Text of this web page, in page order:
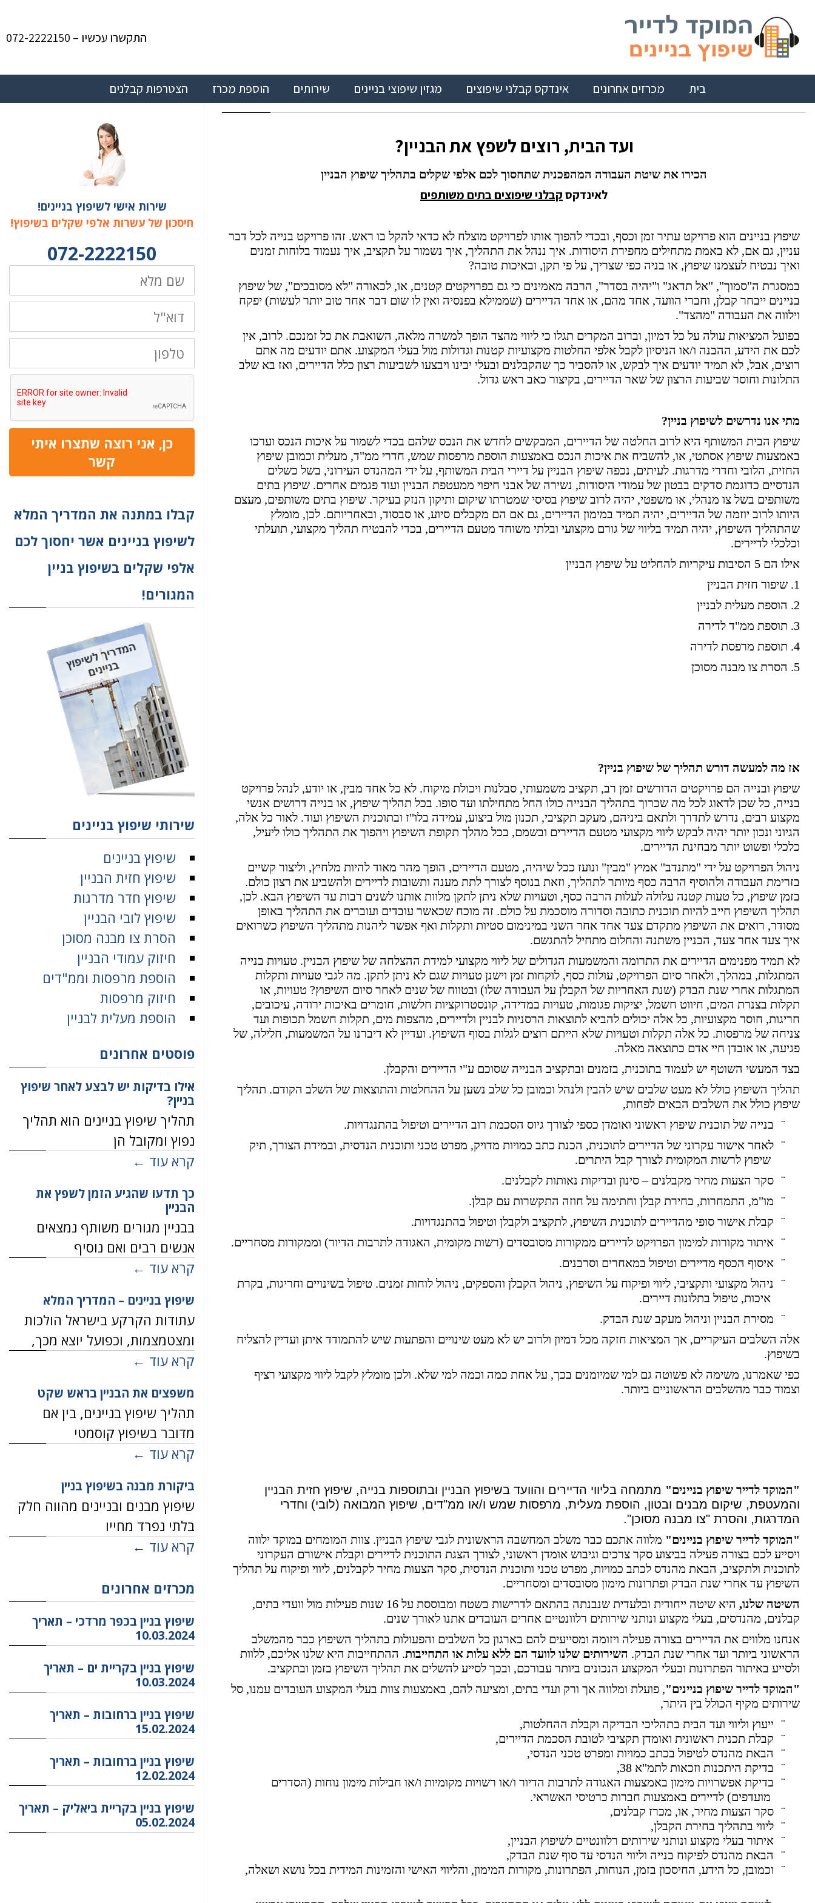
התקשרו עכשיו – 072-2222150
בית מכרזים אחרונים אינדקס קבלני שיפוצים מגזין שיפוצי בניינים שירותים הוספת מכרז הצטרפות קבלנים
ועד הבית, רוצים לשפץ את הבניין?
הכירו את שיטת העבודה המהפכנית שתחסוך לכם אלפי שקלים בתהליך שיפוץ הבניין
לאינדקסקבלני שיפוצים בתים משותפים
שיפוץ בניינים הוא פרויקט עתיר זמן וכסף, ובכדי להפוך אותו לפרויקט מוצלח לא כדאי להקל בו ראש. זהו פרויקט בנייה לכל דבר
עניין, גם אם, לא באמת מתחילים מחפירת היסודות. איך ננהל את התהליך, איך נשמור על תקציב, איך נעמוד בלוחות זמנים
ואיך נבטיח לעצמנו שיפוץ, או בניה כפי שצריך, על פי תקן, ובאיכות טובה?
במסגרת ה"סמוך", "אל תדאג" ו"יהיה בסדר", הרבה מאמינים כי גם בפרויקטים קטנים, או, לכאורה "לא מסובכים", של שיפוץ
בניינים ייבחר קבלן, וחברי הוועד, אחד מהם, או אחד הדיירים (שממילא בפנסיה ואין לו שום דבר אחר טוב יותר לעשות) יפקח
וילווה את העבודה "מהצד".
בפועל המציאות עולה על כל דמיון, וברוב המקרים תגלו כי ליווי מהצד הופך למשרה מלאה, השואבת את כל זמנכם. לרוב, אין
לכם את הידע, ההבנה ו/או הניסיון לקבל אלפי החלטות מקצועיות קטנות וגדולות מול בעלי המקצוע. אתם יודעים מה אתם
רוצים, אבל, לא תמיד יודעים איך לבקש, או להסביר כך שהקבלנים ובעלי יבינו ויבצעו לשביעות רצון כלל הדיירים, ואז בא שלב
התלונות וחוסר שביעות הרצון של שאר הדיירים, בקיצור כאב ראש גדול.
מתי אנו נדרשים לשיפוץ בניין?
שיפוץ הבית המשותף היא לרוב החלטה של הדיירים, המבקשים לחדש את הנכס שלהם בכדי לשמור על איכות הנכס וערכו
באמצעות שיפוץ אסתטי, או, להשביח את איכות הנכס באמצעות הוספת מרפסות שמש, חדרי ממ"ד, מעלית וכמובן שיפוץ
החזית, הלובי וחדרי מדרגות. לעיתים, נכפה שיפוץ הבניין על דיירי הבית המשותף, על ידי המהנדס העירוני, בשל כשלים
הנדסיים כדוגמת סדקים בבטון של עמודי היסודות, נשירה של אבני חיפוי ממעטפת הבניין ועוד פגמים אחרים. שיפוץ בתים
משותפים בשל צו מנהלי, או משפטי, יהיה לרוב שיפוץ בסיסי שמטרתו שיקום ותיקון הנזק בעיקר. שיפוץ בתים משותפים, מעצם
היותו לרוב יוזמה של הדיירים, יהיה תמיד במימון הדיירים, גם אם הם מקבלים סיוע, או סבסוד, ובאחריותם. לכן, מומלץ
שהתהליך השיפוץ, יהיה תמיד בליווי של גורם מקצועי ובלתי משוחד מטעם הדיירים, בכדי להבטיח תהליך מקצועי, תועלתי
וכלכלי לדיירים.
אילו הם 5 הסיבות עיקריות להחליט על שיפוץ הבניין
1. שיפור חזית הבניין
2. הוספת מעלית לבניין
3. תוספת ממ"ד לדירה
4. תוספת מרפסת לדירה
5. הסרת צו מבנה מסוכן
אז מה למעשה דורש תהליך של שיפוץ בניין?
שיפוץ ובנייה הם פרויקטים הדורשים זמן רב, תקציב משמעותי, סבלנות ויכולת מיקוח. לא כל אחד מבין, או יודע, לנהל פרויקט
בנייה, כל שכן לדאוג לכל מה שכרוך בתהליך הבנייה כולו החל מתחילתו ועד סופו. בכל תהליך שיפוץ, או בנייה דרושים אנשי
מקצוע רבים, נדרש לתדרך ולתאם ביניהם, מעקב תקציבי, תכנון מול ביצוע, עמידה בלו"ז ובתוכנית השיפוץ ועוד. לאור כל אלה,
הגיוני ונכון יותר יהיה לבקש ליווי מקצועי מטעם הדיירים ובשמם, בכל מהלך תקופת השיפוץ ויהפוך את התהליך כולו ליעיל,
כלכלי ופשוט יותר מבחינת הדיירים.
ניהול הפרויקט על ידי "מתנדב" אמיץ "מבין" ונועז ככל שיהיה, מטעם הדיירים, הופך מהר מאוד להיות מלחיץ, וליצור קשיים
בזרימת העבודה ולהוסיף הרבה כסף מיותר לתהליך, וזאת בנוסף לצורך לתת מענה ותשובות לדיירים ולהשביע את רצון כולם.
בזמן שיפוץ, כל טעות קטנה עלולה לעלות הרבה כסף, וטעויות שלא ניתן לתקן מלוות אותנו לשנים רבות עד השיפוץ הבא. לכן,
תהליך השיפוץ חייב להיות תוכנית כתובה וסדורה מוסכמת על כולם. זה מוכח שכאשר עובדים ועוברים את התהליך באופן
מסודר, רואים את השיפוץ מתקדם צעד אחד אחר השני במינימום סטיות ותקלות ואף אפשר ליהנות מתהליך השיפוץ כשרואים
איך צעד אחר צעד, הבניין משתנה והחלום מתחיל להתגשם.
לא תמיד מפנימים הדיירים את התרומה והמשמעות הגדולים של ליווי מקצועי למידת ההצלחה של שיפוץ הבניין. טעויות בנייה
המתגלות, במהלך, ולאחר סיום הפרויקט, עולות כסף, לוקחות זמן וישנן טעויות שגם לא ניתן לתקן. מה לגבי טעויות ותקלות
המתגלות אחרי שנת הבדק (שנת האחריות של הקבלן על העבודה שלו) ובטווח של שנים לאחר סיום השיפוץ? טעויות, או
תקלות בצנרת המים, חיווט חשמל, יציקות פגומות, טעויות במדידה, קונסטרוקציות חלשות, חומרים באיכות ירודה, עיכובים,
חריגות, חוסר מקצועיות, כל אלה יכולים להביא לתוצאות הרסניות לבניין ולדיירים, מהצפות מים, תקלות חשמל תכופות ועד
צניחה של מרפסות. כל אלה תקלות וטעויות שלא הייתם רוצים לגלות בסוף השיפוץ. ועדיין לא דיברנו על המשמעות, חלילה, של
פגיעה, או אובדן חיי אדם כתוצאה מאלה.
בצד המעשי השוטף יש לעמוד בתוכנית, בזמנים ובתקציב הבנייה שסוכם ע"י הדיירים והקבלן.
תהליך השיפוץ כולל לא מעט שלבים שיש להבין ולנהל וכמובן כל שלב נשען על ההחלטות והתוצאות של השלב הקודם. תהליך
שיפוץ כולל את השלבים הבאים לפחות,
¨ בנייה של תוכנית שיפוץ ראשוני ואומדן כספי לצורך גיוס הסכמת רוב הדיירים וטיפול בהתנגדויות.
¨ לאחר אישור עקרוני של הדיירים לתוכנית, הכנת כתב כמויות מדויק, מפרט טכני ותוכנית הנדסית, ובמידת הצורך, תיק
שיפוץ לרשות המקומית לצורך קבל היתרים.
¨ סקר הצעות מחיר מקבלנים – סינון ובדיקות נאותות לקבלנים.
¨ מו"מ, התמחרות, בחירת קבלן וחתימה על חוזה התקשרות עם קבלן.
¨ קבלת אישור סופי מהדיירים לתוכנית השיפוץ, לתקציב ולקבלן וטיפול בהתנגדויות.
¨ איתור מקורות למימון הפרויקט לדיירים ממקורות מסובסדים (רשות מקומית, האגודה לתרבות הדיור) וממקורות מסחריים.
¨ איסוף הכסף מדיירים וטיפול במאחרים וסרבנים.
¨ ניהול מקצועי ותקציבי, ליווי ופיקוח על השיפוץ, ניהול הקבלן והספקים, ניהול לוחות זמנים. טיפול בשינויים וחריגות, בקרת
איכות, טיפול בתלונות דיירים.
¨ מסירת הבניין וניהול מעקב שנת הבדק.
אלה השלבים העיקריים, אך המציאות חזקה מכל דמיון ולרוב יש לא מעט שינויים והפתעות שיש להתמודד איתן ועדיין להצליח
בשיפוץ.
כפי שאמרנו, משימה לא פשוטה גם למי שמיומנים בכך, על אחת כמה וכמה למי שלא. ולכן מומלץ לקבל ליווי מקצועי רציף
וצמוד כבר מהשלבים הראשוניים ביותר.
"המוקד לדייר שיפוץ בניינים" מתמחה בליווי הדיירים והוועד בשיפוץ הבניין ובתוספות בנייה, שיפוץ חזית הבניין
והמעטפת, שיקום מבנים ובטון, הוספת מעלית, מרפסות שמש ו/או ממ"דים, שיפוץ המבואה (לובי) וחדרי
המדרגות, והסרת "צו מבנה מסוכן".
"המוקד לדייר שיפוץ בניינים" מלווה אתכם כבר משלב המחשבה הראשונית לגבי שיפוץ הבניין. צוות המומחים במוקד ילווה
ויסייע לכם בצורה פעילה בביצוע סקר צרכים וגיבוש אומדן ראשוני, לצורך הצגת התוכנית לדיירים וקבלת אישורם העקרוני
לתוכנית ולתקציב, הבאת מהנדס לכתב כמויות, מפרט טכני ותוכנית הנדסית, סקר הצעות מחיר לקבלנים, ליווי ופיקוח על תהליך
השיפוץ עד אחרי שנת הבדק ופתרונות מימון מסובסדים ומסחריים.
השיטה שלנו,
היא שיטה ייחודית ובלעדית שנבנתה בהתאם לדרישות בשטח ומבוססת על 16 שנות פעילות מול וועדי בתים,
קבלנים, מהנדסים, בעלי מקצוע ונותני שירותים רלוונטיים אחרים העובדים אתנו לאורך שנים.
אנחנו מלווים את הדיירים בצורה פעילה ויזומה ומסייעים להם בארגון כל השלבים והפעולות בתהליך השיפוץ כבר מהמשלב
הראשוני ביותר ועד אחרי שנת הבדק. השירותים שלנו לוועד הם ללא עלות או התחייבות. ההתחייבות היא שלנו אליכם, ללוות
ולסייע באיתור הפתרונות ובעלי המקצוע הנכונים ביותר עבורכם, ובכך לסייע להשלים את תהליך השיפוץ בזמן ובתקציב.
"המוקד לדייר שיפוץ בניינים", פועלת ומלווה אך ורק ועדי בתים, ומציעה להם, באמצעות צוות בעלי המקצוע העובדים עמנו, סל
שירותים מקיף הכולל בין היתר,
¨ ייעוץ וליווי ועד הבית בתהליכי הבדיקה וקבלת ההחלטות,
¨ קבלת תכנית ראשונית ואומדן תקציבי לטובת הסכמת הדיירים,
¨
הבאת מהנדס לטיפול בכתב כמויות ומפרט טכני הנדסי,
¨ בדיקת היתכנות וזכאות לתמ"א 38,
¨ בדיקת אפשרויות מימון באמצעות האגודה לתרבות הדיור ו/או רשויות מקומיות ו/או חבילות מימון נוחות (הסדרים
מועדפים) לדיירים באמצעות חברות כרטיסי האשראי.
¨ סקר הצעות מחיר, או, מכרז קבלנים,
¨ ליווי בתהליך בחירת הקבלן,
¨ איתור בעלי מקצוע ונותני שירותים רלוונטיים לשיפוץ הבניין,
¨
הבאת מהנדס לפיקוח בנייה וליווי הנדסי עד סוף שנת הבדק,
¨ וכמובן, כל הידע, החיסכון בזמן, הנוחות, הפתרונות, מקורות המימון, והליווי האישי והזמינות המידית בכל נושא ושאלה,
שירות אישי לשיפוץ בניינים!
חיסכון של עשרות אלפי שקלים בשיפוץ!
072-2222150
שם
מלא
דוא"ל
טלפון
כן, אני רוצה שתצרו איתי
קשר
קבלו במתנה את המדריך המלא
לשיפוץ בניינים אשר יחסוך לכם
אלפי שקלים בשיפוץ בניין
המגורים!
שירותי שיפוץ בניינים
שיפוץ בניינים
שיפוץ חזית הבניין
שיפוץ חדר מדרגות
שיפוץ לובי הבניין
הסרת צו מבנה מסוכן
חיזוק עמודי הבניין
הוספת מרפסות וממ"דים
חיזוק מרפסות
הוספת מעלית לבניין
פוסטים אחרונים
אילו בדיקות יש לבצע לאחר שיפוץ
בניין?
תהליך שיפוץ בניינים הוא תהליך
נפוץ ומקובל הן
קרא עוד ←
כך תדעו שהגיע הזמן לשפץ את
הבניין
בבניין מגורים משותף נמצאים
אנשים רבים ואם נוסיף
קרא עוד ←
שיפוץ בניינים – המדריך המלא
עתודות הקרקע בישראל הולכות
ומצטמצמות, וכפועל יוצא מכך,
קרא עוד ←
משפצים את הבניין בראש שקט
תהליך שיפוץ בניינים, בין אם
מדובר בשיפוץ קוסמטי
קרא עוד ←
ביקורת מבנה בשיפוץ בניין
שיפוץ מבנים ובניינים מהווה חלק
בלתי נפרד מחייו
קרא עוד ←
מכרזים אחרונים
שיפוץ בניין בכפר מרדכי – תאריך
10.03.2024
שיפוץ בניין בקריית ים – תאריך
10.03.2024
שיפוץ בניין ברחובות – תאריך
15.02.2024
שיפוץ בניין ברחובות – תאריך
12.02.2024
שיפוץ בניין בקריית ביאליק – תאריך
05.02.2024